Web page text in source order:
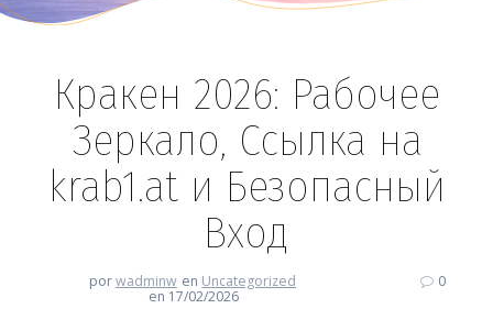
Кракен 2026: Рабочее
Зеркало, Ссылка на
krab1.at и Безопасный
Вход
porwadminw en Uncategorized
en 17/02/2026
0